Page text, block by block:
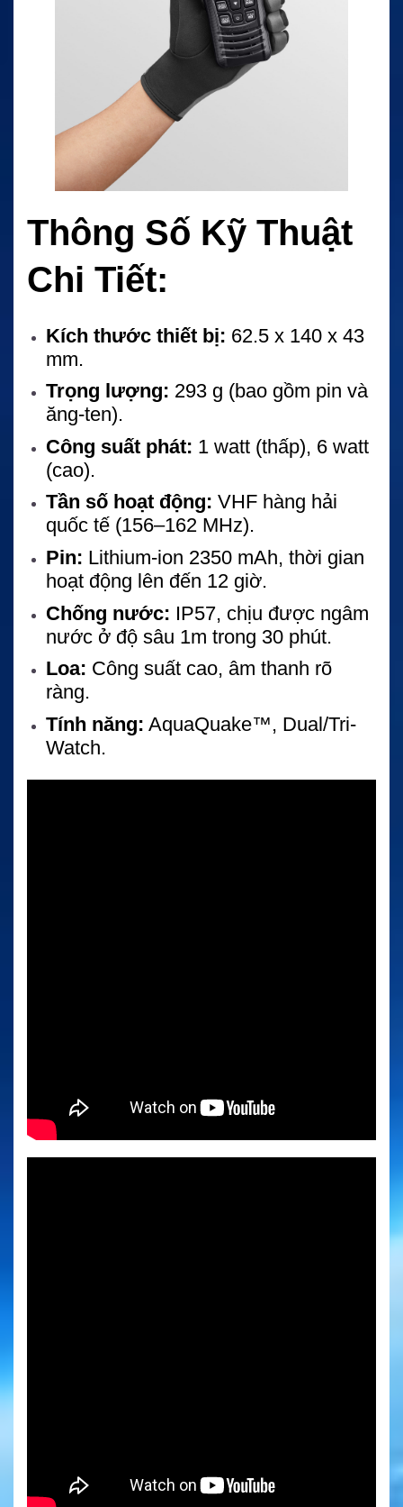
Thông Số Kỹ Thuật
Chi Tiết:
Kích thước thiết bị: 62.5 x 140 x 43
mm.
Trọng lượng: 293 g (bao gồm pin và
ăng-ten).
Công suất phát: 1 watt (thấp), 6 watt
(cao).
Tần số hoạt động: VHF hàng hải
quốc tế (156–162 MHz).
Pin: Lithium-ion 2350 mAh, thời gian
hoạt động lên đến 12 giờ.
Chống nước: IP57, chịu được ngâm
nước ở độ sâu 1m trong 30 phút.
Loa: Công suất cao, âm thanh rõ
ràng.
Tính năng: AquaQuake™, Dual/Tri-
Watch.